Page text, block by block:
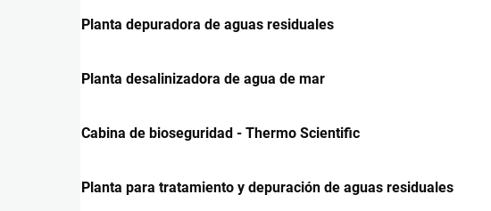
Planta depuradora de aguas residuales
Planta desalinizadora de agua de mar
Cabina de bioseguridad - Thermo Scientific
Planta para tratamiento y depuración de aguas residuales